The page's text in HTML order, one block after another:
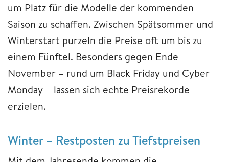
um Platz für die Modelle der kommenden
Saison zu schaffen. Zwischen Spätsommer und
Winterstart purzeln die Preise oft um bis zu
einem Fünftel. Besonders gegen Ende
November – rund um Black Friday und Cyber
Monday – lassen sich echte Preisrekorde
erzielen.
Winter – Restposten zu Tiefstpreisen